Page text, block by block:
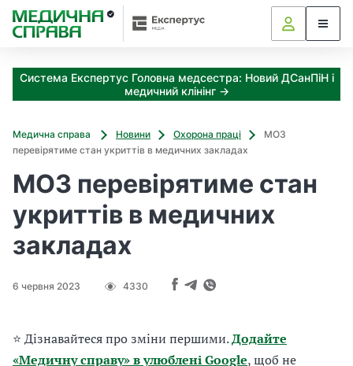
Система Експертус Головна медсестра: Новий ДСанПіН і
медичний клінінг →
Медична справа Новини Охорона праці
МОЗ
перевірятиме стан укриттів в медичних закладах
МОЗ перевірятиме стан
укриттів в медичних
закладах
6 червня 2023 4330
⭐ Дізнавайтеся про зміни першими.Додайте
«Медичну справу» в улюблені Google, щоб не
З
а
к
з
о
и
м
о
ж
н
м
а